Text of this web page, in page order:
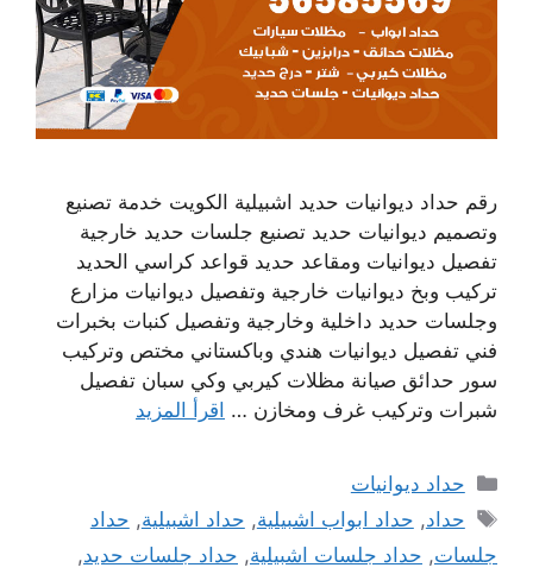
رقم حداد ديوانيات حديد اشبيلية الكويت خدمة تصنيع
وتصميم ديوانيات حديد تصنيع جلسات حديد خارجية
تفصيل ديوانيات ومقاعد حديد قواعد كراسي الحديد
تركيب وبخ ديوانيات خارجية وتفصيل ديوانيات مزارع
وجلسات حديد داخلية وخارجية وتفصيل كنبات بخبرات
فني تفصيل ديوانيات هندي وباكستاني مختص وتركيب
سور حدائق صيانة مظلات كيربي وكي سبان تفصيل
شبرات وتركيب غرف ومخازن … اقرأ المزيد
التصنيفات
حداد ديوانيات
الوسوم
حداد, حداد ابواب اشبيلية, حداد اشبيلية, حداد
جلسات, حداد جلسات اشبيلية, حداد جلسات حديد,